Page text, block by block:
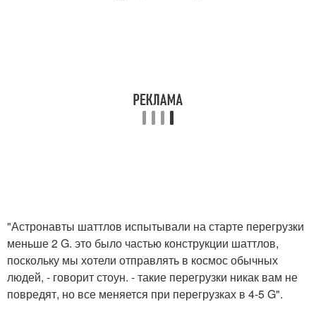
"Астронавты шаттлов испытывали на старте перегрузки
меньше 2 G. это было частью конструкции шаттлов,
поскольку мы хотели отправлять в космос обычных
людей, - говорит стоун. - такие перегрузки никак вам не
повредят, но все меняется при перегрузках в 4-5 G".